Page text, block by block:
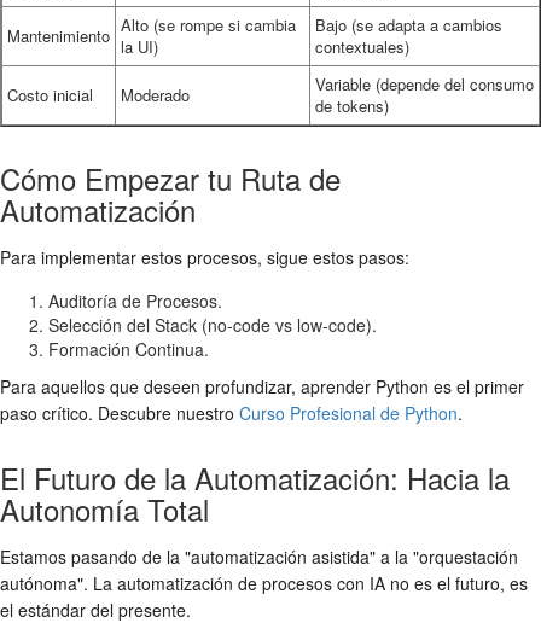
Mantenimiento Alto (se rompe si cambia
la UI)
Bajo (se adapta a cambios
contextuales)
Costo inicial Moderado
Variable (depende del consumo
de tokens)
Cómo Empezar tu Ruta de
Automatización
Para implementar estos procesos, sigue estos pasos:
Auditoría de Procesos.
Selección del Stack (no-code vs low-code).
Formación Continua.
Para aquellos que deseen profundizar, aprender Python es el primer
paso crítico. Descubre nuestro Curso Profesional de Python.
El Futuro de la Automatización: Hacia la
Autonomía Total
Estamos pasando de la "automatización asistida" a la "orquestación
autónoma". La automatización de procesos con IA no es el futuro, es
el estándar del presente.